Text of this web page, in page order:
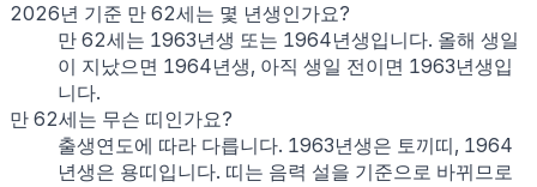
2026년 기준 만 62세는 몇 년생인가요?
만 62세는 1963년생 또는 1964년생입니다. 올해 생일
이 지났으면 1964년생, 아직 생일 전이면 1963년생입
니다.
만 62세는 무슨 띠인가요?
출생연도에 따라 다릅니다. 1963년생은 토끼띠, 1964
년생은 용띠입니다. 띠는 음력 설을 기준으로 바뀌므로